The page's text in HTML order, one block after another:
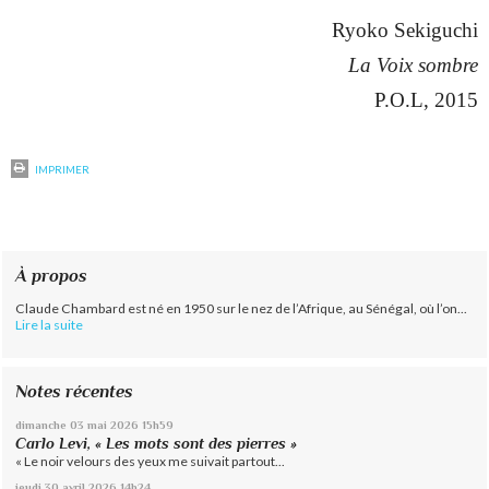
Ryoko Sekiguchi
La Voix sombre
P.O.L, 2015
IMPRIMER
À propos
Claude Chambard est né en 1950 sur le nez de l’Afrique, au Sénégal, où l’on...
Lire la suite
Notes récentes
dimanche 03 mai 2026 15h59
Carlo Levi, « Les mots sont des pierres »
« Le noir velours des yeux me suivait partout...
jeudi 30 avril 2026 14h24